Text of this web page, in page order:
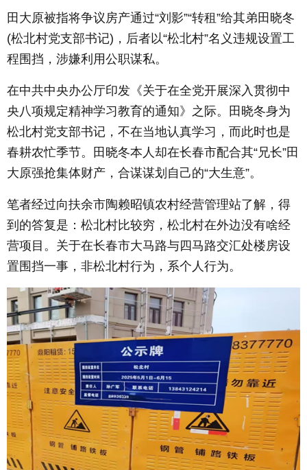
田大原被指将争议房产通过“刘影”“转租”给其弟田晓冬
(松北村党支部书记)，后者以“松北村”名义违规设置工
程围挡，涉嫌利用公职谋私。
在中共中央办公厅印发《关于在全党开展深入贯彻中
央八项规定精神学习教育的通知》之际。田晓冬身为
松北村党支部书记，不在当地认真学习，而此时也是
春耕农忙季节。田晓冬本人却在长春市配合其“兄长”田
大原强抢集体财产，合谋谋划自己的“大生意”。
笔者经过向扶余市陶赖昭镇农村经营管理站了解，得
到的答复是：松北村比较穷，松北村在外边没有啥经
营项目。关于在长春市大马路与四马路交汇处楼房设
置围挡一事，非松北村行为，系个人行为。